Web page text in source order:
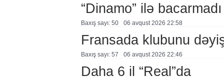
“Dinamo” ilə bacarmadı
Baxış sayı: 50 06 avqust 2026 22:58
Fransada klubunu
Baxış sayı: 57 06 avqust 2026 22:46
Daha 6 il “Real”da